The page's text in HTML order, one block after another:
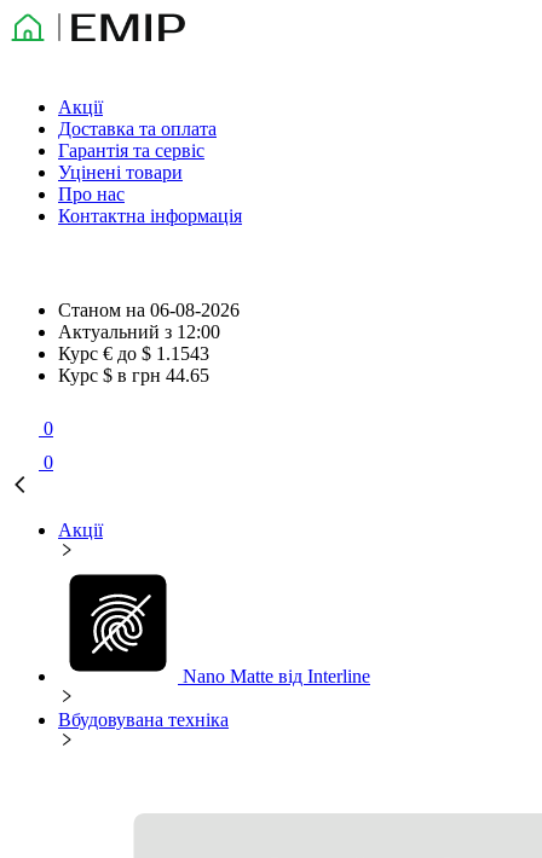
Акції
Доставка та оплата
Гарантія та сервіс
Уцінені товари
Про нас
Контактна інформація
Станом на 06-08-2026
Актуальний з 12:00
Курс € до $ 1.1543
Курс $ в грн 44.65
0
0
Акції
Nano Matte від Interline
Вбудовувана техніка